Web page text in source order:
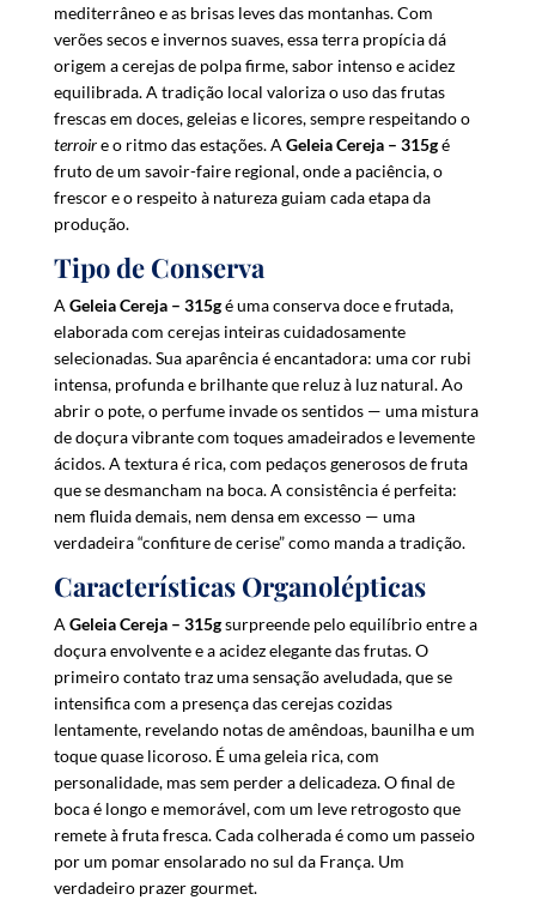
t
o
j
o
i
n
t
h
e
w
i
t
s
t
f
o
r
h
i
s
p
r
o
d
u
c
t
mediterrâneo e as brisas leves das montanhas. Com
verões secos e invernos suaves, essa terra propícia dá
origem a cerejas de polpa firme, sabor intenso e acidez
equilibrada. A tradição local valoriza o uso das frutas
frescas em doces, geleias e licores, sempre respeitando o
terroire o ritmo das estações. A Geleia Cereja – 315gé
fruto de um savoir-faire regional, onde a paciência, o
frescor e o respeito à natureza guiam cada etapa da
produção.
Tipo de Conserva
A Geleia Cereja – 315gé uma conserva doce e frutada,
elaborada com cerejas inteiras cuidadosamente
selecionadas. Sua aparência é encantadora: uma cor rubi
intensa, profunda e brilhante que reluz à luz natural. Ao
abrir o pote, o perfume invade os sentidos — uma mistura
de doçura vibrante com toques amadeirados e levemente
ácidos. A textura é rica, com pedaços generosos de fruta
que se desmancham na boca. A consistência é perfeita:
nem fluida demais, nem densa em excesso — uma
verdadeira “confiture de cerise” como manda a tradição.
Características Organolépticas
A Geleia Cereja – 315gsurpreende pelo equilíbrio entre a
doçura envolvente e a acidez elegante das frutas. O
primeiro contato traz uma sensação aveludada, que se
intensifica com a presença das cerejas cozidas
lentamente, revelando notas de amêndoas, baunilha e um
toque quase licoroso. É uma geleia rica, com
personalidade, mas sem perder a delicadeza. O final de
boca é longo e memorável, com um leve retrogosto que
remete à fruta fresca. Cada colherada é como um passeio
por um pomar ensolarado no sul da França. Um
verdadeiro prazer gourmet.